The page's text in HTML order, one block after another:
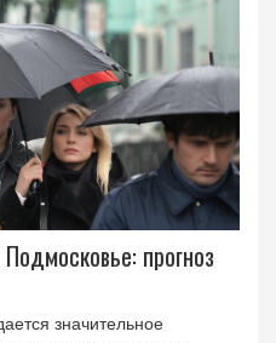
прогноз
значительное